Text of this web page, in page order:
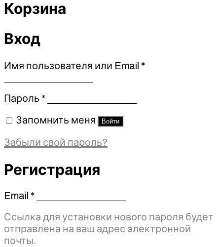
Корзина
Вход
Имя пользователя или Email *Обязательно
Пароль *Обязательно
Запомнить меня Войти
Забыли свой пароль?
Регистрация
Email *Обязательно
Ссылка для установки нового пароля будет
отправлена ​​на ваш адрес электронной
почты.